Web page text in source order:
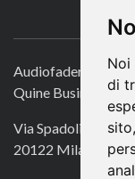
Noi
di
Audiofader.com
Quine Business
Via Spadolini 7
20122 Milano